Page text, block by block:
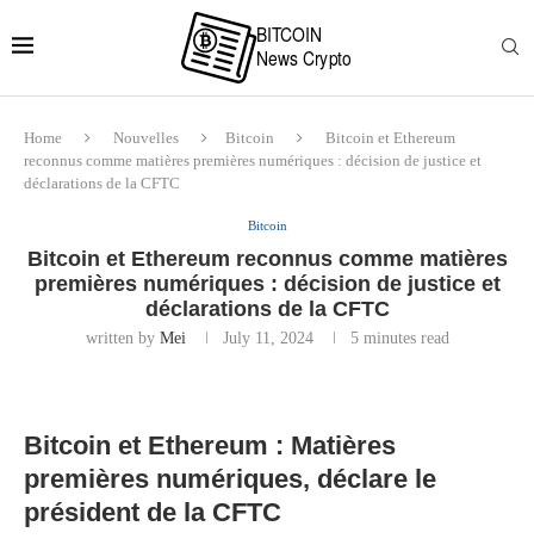
Home Nouvelles Bitcoin
Bitcoin et Ethereum
reconnus comme matières premières numériques : décision de justice et
déclarations de la CFTC
Bitcoin
Bitcoin et Ethereum reconnus comme matières
premières numériques : décision de justice et
déclarations de la CFTC
written by Mei July 11, 2024 5 minutes read
Bitcoin et Ethereum : Matières
premières numériques, déclare le
président de la CFTC